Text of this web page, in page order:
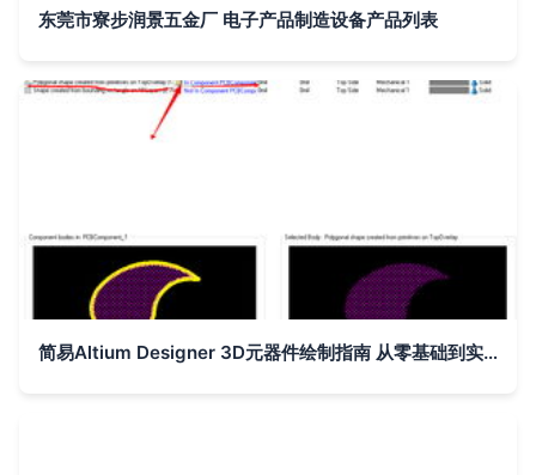
东莞市寮步润景五金厂 电子产品制造设备产品列表
简易Altium Designer 3D元器件绘制指南 从零基础到实战应用